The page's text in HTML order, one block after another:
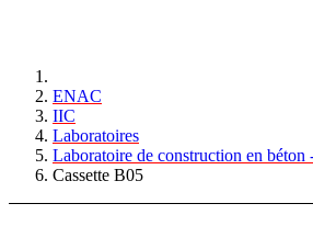
ENAC
IIC
Laboratoires
Laboratoire de construction en
Cassette B05